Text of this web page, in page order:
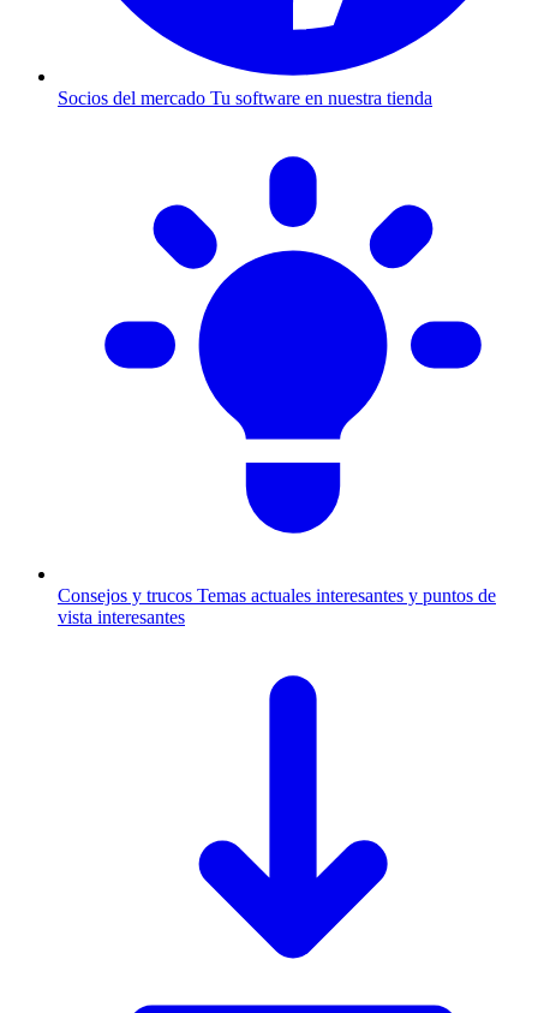
Socios del mercado Tu software en nuestra tienda
Consejos y trucos Temas actuales interesantes y puntos de
vista interesantes